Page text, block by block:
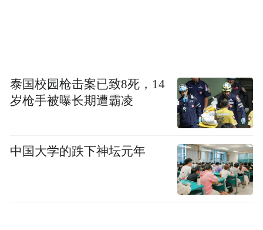
产品宣传片，购买海南机场、码头、动车等
宣传广告位，在机场、码头、动车上滚动播
3.打造农产品新零售模式，借助社交电商、
社群电商、社区电商、微博、微信、抖音、
小红书等线上网络平台进行线上营销，发布
泰国校园枪击案已致8死，14
岁枪手被曝长期遭霸凌
中国大学的跌下神坛元年